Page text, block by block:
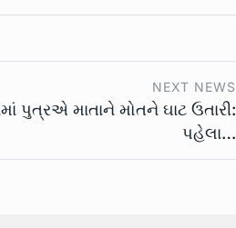
NEXT NEWS
પુત્રએ માતાને મોતને ઘાટ ઉતારી:
પહેલા…